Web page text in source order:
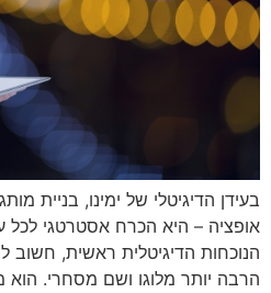
בעידן הדיגיטלי של ימינו, בניית
אופציה – היא הכרח אסטרטגי
הנוכחות הדיגיטלית ראשית, חשוב
הרבה יותר מלוגו ושם מסחרי.